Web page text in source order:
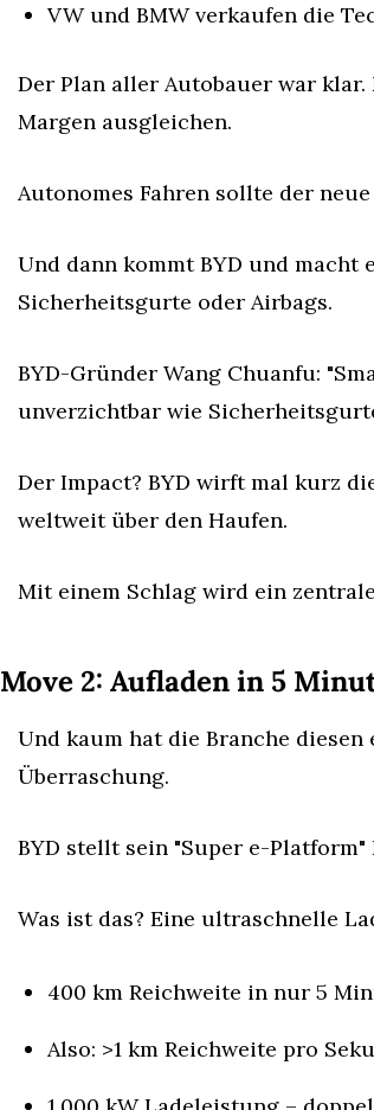
VW und BMW verkaufen die
Der Plan aller Autobauer war
Margen ausgleichen.
Autonomes Fahren sollte der
Und dann kommt BYD und
Sicherheitsgurte oder Airbags.
BYD-Gründer Wang Chuanfu:
unverzichtbar wie
Der Impact? BYD wirft mal kurz
weltweit über den Haufen.
Mit einem Schlag wird ein
Move 2: Aufladen in 5
Und kaum hat die Branche
Überraschung.
BYD stellt sein "Super e-Platform"
Was ist das? Eine ultraschnelle
400 km Reichweite in nur 5
Also: >1 km Reichweite pro